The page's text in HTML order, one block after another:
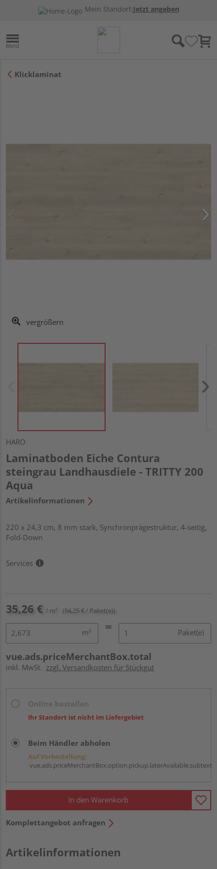
Mein Standort:Jetzt angeben
Klicklaminat
vergrößern
HARO
Laminatboden Eiche Contura
steingrau Landhausdiele - TRITTY 200
Aqua
Artikelinformationen
220 x 24,3 cm, 8 mm stark, Synchronprägestruktur, 4-seitig,
Fold-Down
Services
35,26 € / m² (94,25 € / Paket(e))
m² Paket(e)
vue.ads.priceMerchantBox.total
inkl. MwSt. zzgl. Versandkosten für Stückgut
Ihr Standort ist nicht im Liefergebiet
Beim Händler abholen
Auf Vorbestellung:
vue.ads.priceMerchantBox.option.pickup.laterAvailable.subtext
In den Warenkorb
Komplettangebot anfragen
Artikelinformationen